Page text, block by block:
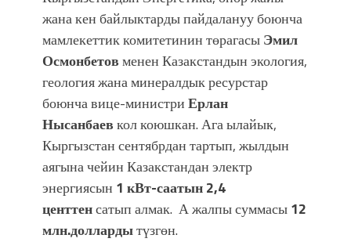
жана кен байлыктарды пайдалануу боюнча
мамлекеттик комитетинин төрагасыЭмил
Осмонбетовменен Казакстандын экология,
геология жана минералдык ресурстар
боюнча вице-министриЕрлан
Нысанбаевкол коюшкан. Ага ылайык,
Кыргызстан сентябрдан тартып, жылдын
аягына чейин Казакстандан электр
энергиясын 1 кВт-саатын 2,4
центтенсатып алмак. А жалпы суммасы12
млн.доллардытүзгөн.